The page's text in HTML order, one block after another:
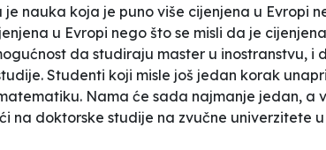
nauka koja je puno više cijenjena u Evropi
u Evropi nego što se misli da je
da studiraju master u inostranstvu, i
Studenti koji misle još jedan korak
Nama će sada najmanje jedan, a
na doktorske studije na zvučne univerzitete u